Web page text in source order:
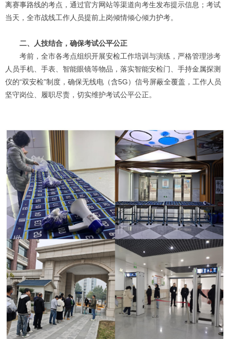
离赛事路线的考点，通过官方网站等渠道向考生发布提示信息；考试
当天，全市战线工作人员提前上岗倾情倾心倾力护考。
二、人技结合，确保考试公平公正
考前，全市各考点组织开展安检工作培训与演练，严格管理涉考
人员手机、手表、智能眼镜等物品，落实智能安检门、手持金属探测
仪的“双安检”制度，确保无线电（含5G）信号屏蔽全覆盖，工作人员
坚守岗位、履职尽责，切实维护考试公平公正。